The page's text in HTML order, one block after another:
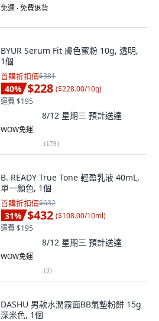
免運 ∙ 免費退貨
BYUR Serum Fit 膚色蜜粉 10g, 透明,
1個
首購折扣價$381
40% $228 ($228.00/10g)
運費 $195
8/12 星期三 預計送達
WOW免運
(179)
B. READY True Tone 輕盈乳液 40mL,
單一顏色, 1個
首購折扣價$632
31% $432 ($108.00/10ml)
運費 $195
8/12 星期三 預計送達
WOW免運
(3)
DASHU 男款水潤霧面BB氣墊粉餅 15g
深米色, 1個